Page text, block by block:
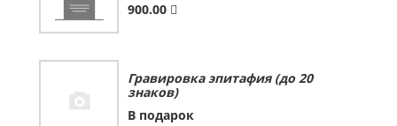
900.00
Гравировка эпитафия (до 20
знаков)
В подарок